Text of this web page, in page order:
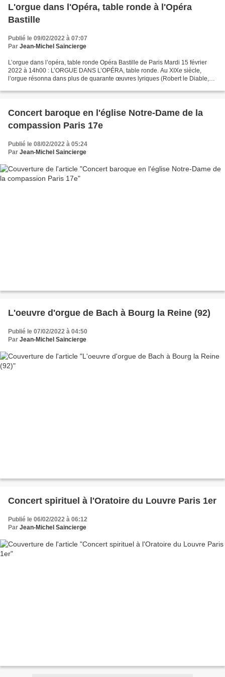
L'orgue dans l'Opéra, table ronde à l'Opéra
Bastille
Publié le 09/02/2022 à 07:07
Par Jean-Michel Saincierge
L’orgue dans l’opéra, table ronde Opéra Bastille de Paris Mardi 15 février
2022 à 14h00 : L’ORGUE DANS L’OPÉRA, table ronde. Au XIXe siècle,
l’orgue résonna dans plus de quarante œuvres lyriques (Robert le Diable,
Concert baroque en l'église Notre-Dame de la
compassion Paris 17e
Publié le 08/02/2022 à 05:24
Par Jean-Michel Saincierge
L'oeuvre d'orgue de Bach à Bourg la Reine (92)
Publié le 07/02/2022 à 04:50
Par Jean-Michel Saincierge
Concert spirituel à l'Oratoire du Louvre Paris 1er
Publié le 06/02/2022 à 06:12
Par Jean-Michel Saincierge